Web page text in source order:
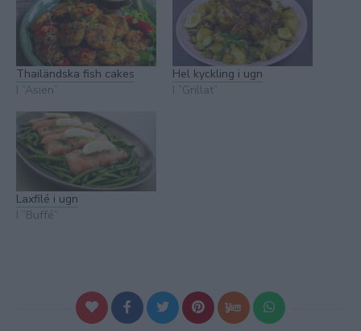
Thailändska fish cakes
I ”Asien”
Hel kyckling i ugn
I ”Grillat”
Laxfilé i ugn
I ”Buffé”